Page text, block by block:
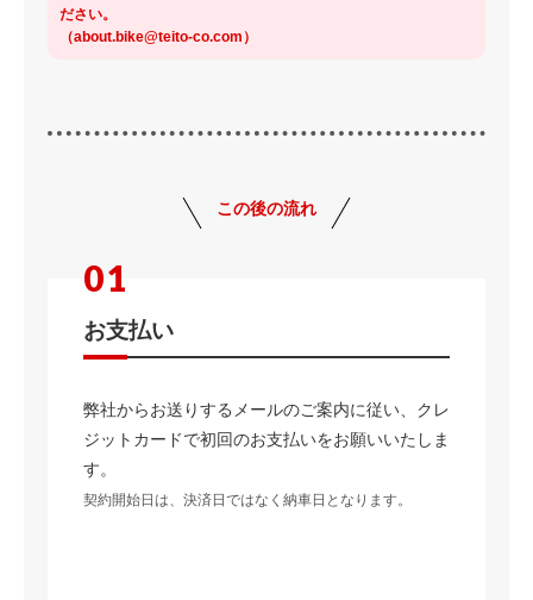
ださい。
（about.bike@teito-co.com）
この後の流れ
お支払い
弊社からお送りするメールのご案内に従い、クレ
ジットカードで初回のお支払いをお願いいたしま
す。
契約開始日は、決済日ではなく納車日となります。